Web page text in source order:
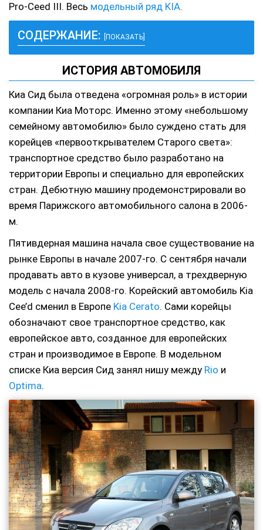
Pro-Ceed III. Весь модельный ряд KIA.
СОДЕРЖАНИЕ: [ПОКАЗАТЬ]
ИСТОРИЯ АВТОМОБИЛЯ
Киа Сид была отведена «огромная роль» в истории
компании Киа Моторс. Именно этому «небольшому
семейному автомобилю» было суждено стать для
корейцев «первооткрывателем Старого света»:
транспортное средство было разработано на
территории Европы и специально для европейских
стран. Дебютную машину продемонстрировали во
время Парижского автомобильного салона в 2006-
м.
Пятивдерная машина начала свое существование на
рынке Европы в начале 2007-го. С сентября начали
продавать авто в кузове универсал, а трехдверную
модель с начала 2008-го. Корейский автомобиль Kia
Cee’d сменил в Европе Kia Cerato. Сами корейцы
обозначают свое транспортное средство, как
европейское авто, созданное для европейских
стран и производимое в Европе. В модельном
списке Киа версия Сид занял нишу между Rio и
Optima.